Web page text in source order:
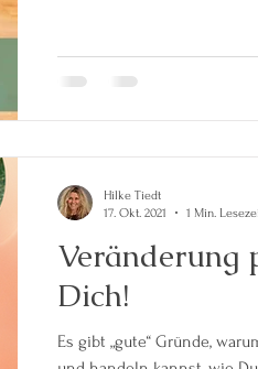
Veränderung
Dich!
Es gibt „gute“ Gründe, warum Du -jetzt noch nicht- so fühlen
Hilke Tiedt
17. Okt. 2021
1 Min.